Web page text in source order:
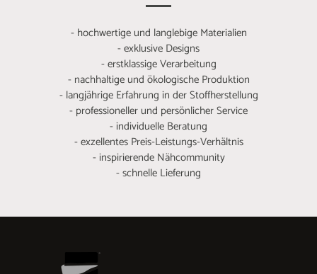
- hochwertige und langlebige Materialien
- exklusive Designs
- erstklassige Verarbeitung
- nachhaltige und ökologische Produktion
- langjährige Erfahrung in der Stoffherstellung
- professioneller und persönlicher Service
- individuelle Beratung
- exzellentes Preis-Leistungs-Verhältnis
- inspirierende Nähcommunity
- schnelle Lieferung